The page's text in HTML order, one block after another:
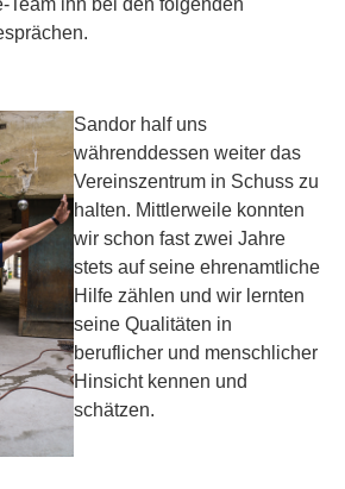
Team ihn bei den folgenden
Sandor half uns
währenddessen weiter das
Vereinszentrum in Schuss zu
halten. Mittlerweile konnten
wir schon fast zwei Jahre
stets auf seine ehrenamtliche
Hilfe zählen und wir lernten
seine Qualitäten in
beruflicher und menschlicher
Hinsicht kennen und
schätzen.